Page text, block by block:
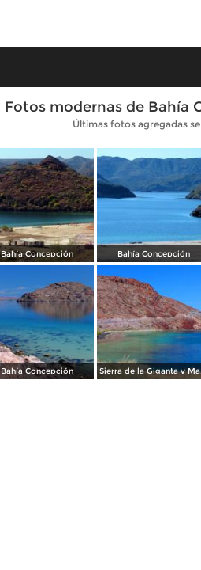
Fotos modernas de Bahía
Últimas fotos agregadas
Bahía Concepción Bahía Concepción
Bahía Concepción